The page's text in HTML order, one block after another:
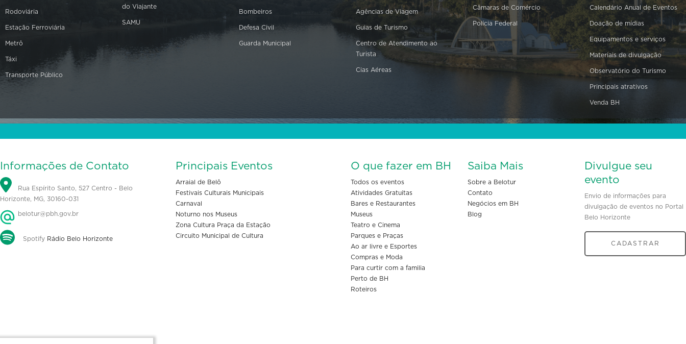
Rodoviária
Estação Ferroviária
Metrô
Táxi
Transporte Público
do Viajante
SAMU
Bombeiros
Defesa Civil
Guarda Municipal
Agências de Viagem
Guias de Turismo
Centro de Atendimento ao
Turista
Cias Aéreas
Câmaras de Comércio
Polícia Federal
Calendário Anual de Eventos
Doação de mídias
Equipamentos e serviços
Materiais de divulgação
Observatório do Turismo
Principais atrativos
Venda BH
Informações de Contato
Rua Espírito Santo, 527 Centro - Belo
Horizonte, MG, 30160-031
belotur@pbh.gov.br
Spotify Rádio Belo Horizonte
Principais Eventos
Arraial de Belô
Festivais Culturais Municipais
Carnaval
Noturno nos Museus
Zona Cultura Praça da Estação
Circuito Municipal de Cultura
O que fazer em BH
Todos os eventos
Atividades Gratuitas
Bares e Restaurantes
Museus
Teatro e Cinema
Parques e Praças
Ao ar livre e Esportes
Compras e Moda
Para curtir com a familia
Perto de BH
Roteiros
Saiba Mais
Sobre a Belotur
Contato
Negócios em BH
Blog
Divulgue seu
evento
Envio de informações para
divulgação de eventos no Portal
Belo Horizonte
CADASTRAR